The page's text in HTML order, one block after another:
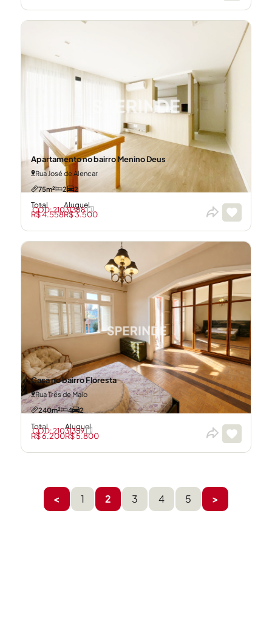
Apartamento no bairro Menino Deus
Rua José de Alencar
75m²
2 2
Total
R$ 4.558
Aluguel
R$ 3.500
CÓD: 21031388
Casa no bairro Floresta
Rua Três de Maio
240m²
4 2
Total
R$ 6.200
Aluguel
R$ 5.800
CÓD: 21031359
< 1 2 3 4 5 >